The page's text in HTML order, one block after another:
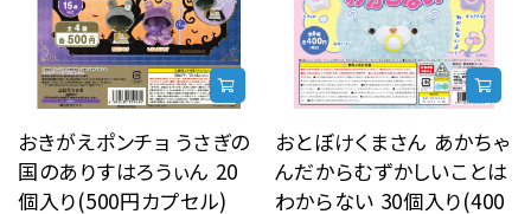
おきがえポンチョ うさぎの
国のありすはろうぃん 20
個入り(500円カプセル)
おとぼけくまさん あかちゃ
んだからむずかしいことは
わからない 30個入り(400